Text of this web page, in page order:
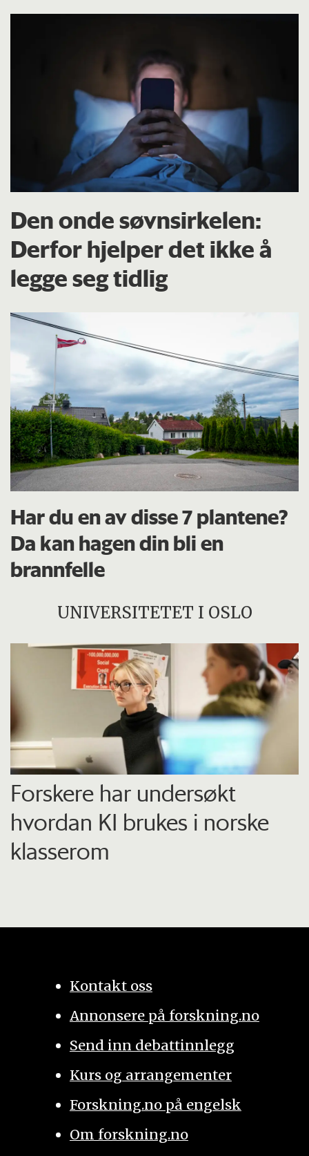
Den onde søvnsirkelen:
Derfor hjelper det ikke å
legge seg tidlig
Har du en av disse 7 plantene?
Da kan hagen din bli en
brannfelle
UNIVERSITETET I OSLO
Forskere har undersøkt
hvordan KI brukes i norske
klasserom
Kontakt oss
Annonsere på forskning.no
Send inn debattinnlegg
Kurs og arrangementer
Forskning.no på engelsk
Om forskning.no